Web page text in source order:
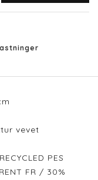
vevet
PES
FR / 30%